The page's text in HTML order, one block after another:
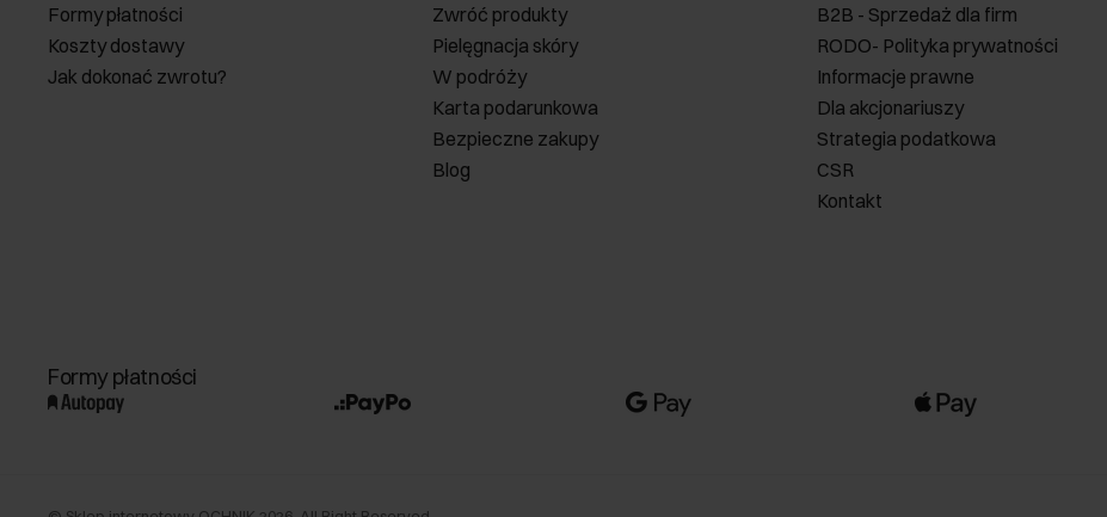
Formy płatności
Koszty dostawy
Jak dokonać zwrotu?
Zwróć produkty
Pielęgnacja skóry
W podróży
Karta podarunkowa
Bezpieczne zakupy
Blog
B2B - Sprzedaż dla firm
RODO- Polityka prywatności
Informacje prawne
Dla akcjonariuszy
Strategia podatkowa
CSR
Kontakt
Formy płatności